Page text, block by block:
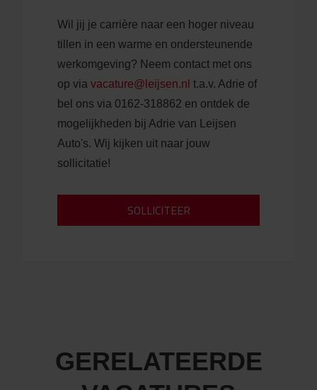
Wil jij je carrière naar een hoger niveau
tillen in een warme en ondersteunende
werkomgeving? Neem contact met ons
op via vacature@leijsen.nl t.a.v. Adrie of
bel ons via 0162-318862 en ontdek de
mogelijkheden bij Adrie van Leijsen
Auto's. Wij kijken uit naar jouw
sollicitatie!
GERELATEERDE